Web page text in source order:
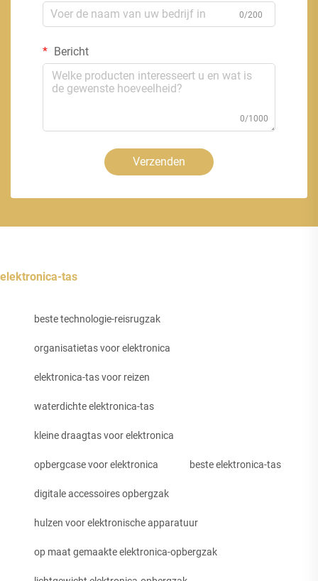
0/200
Bericht
0/1000
Verzenden
elektronica-tas
beste technologie-reisrugzak
organisatietas voor elektronica
elektronica-tas voor reizen
waterdichte elektronica-tas
kleine draagtas voor elektronica
opbergcase voor elektronica beste elektronica-tas
digitale accessoires opbergzak
hulzen voor elektronische apparatuur
op maat gemaakte elektronica-opbergzak